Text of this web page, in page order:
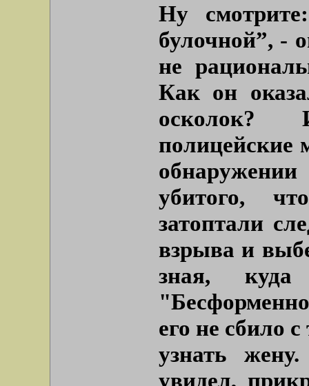
Ну
булочной”, -
не
Как он
осколок?
полицейские
убитого,
затоптали
взрыва и
зная,
его не сбило
узнать
увидел,